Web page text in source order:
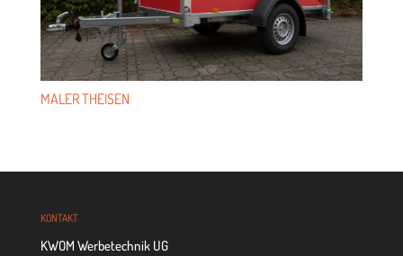
MALER THEI­SEN
KON­TAKT
KWOM Werbetechnik UG